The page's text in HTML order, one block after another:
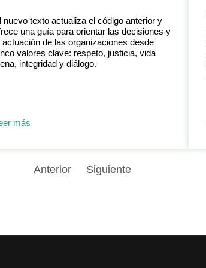
nuevo texto actualiza el código anterior y
una guía para orientar las decisiones y
actuación de las organizaciones desde
valores clave: respeto, justicia, vida
integridad y diálogo.
más
Anterior Siguiente